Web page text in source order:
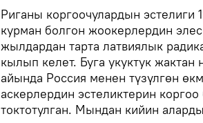
Риганы коргоочулардын
курман болгон жоокерлердин
жылдардан тарта латвиялык
кылып келет. Буга укуктук
айында Россия менен түзүлгөн
аскерлердин эстеликтерин
токтотулган. Мындан кийин